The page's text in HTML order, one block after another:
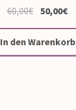
60,00€ 50,00€
In den Warenkorb